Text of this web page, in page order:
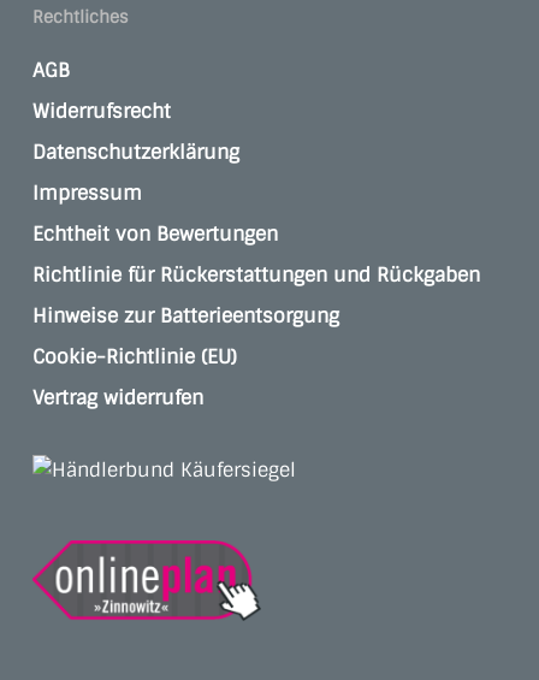
Rechtliches
AGB
Widerrufsrecht
Datenschutzerklärung
Impressum
Echtheit von Bewertungen
Richtlinie für Rückerstattungen und Rückgaben
Hinweise zur Batterieentsorgung
Cookie-Richtlinie (EU)
Vertrag widerrufen